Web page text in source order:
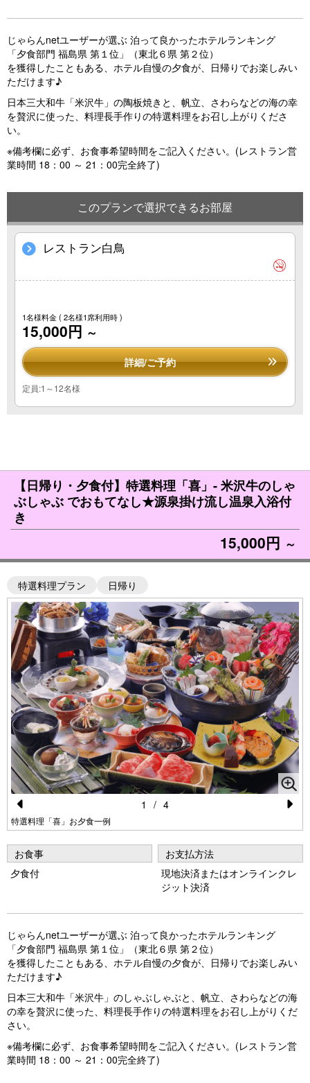
じゃらんnetユーザーが選ぶ 泊って良かったホテルランキング
「夕食部門 福島県 第１位」（東北６県 第２位）
を獲得したこともある、ホテル自慢の夕食が、日帰りでお楽しみい
ただけます♪
日本三大和牛「米沢牛」の陶板焼きと、帆立、さわらなどの海の幸
を贅沢に使った、料理長手作りの特選料理をお召し上がりくださ
い。
※備考欄に必ず、お食事希望時間をご記入ください。(レストラン営
業時間 18：00 ～ 21：00完全終了)
このプランで選択できるお部屋
レストラン白鳥
1名様料金( 2名様1席利用時 )
15,000円 ～
詳細/ご予約
定員:1～12名様
【日帰り・夕食付】特選料理「喜」- 米沢牛のしゃ
ぶしゃぶ でおもてなし★源泉掛け流し温泉入浴付
き
15,000円 ～
特選料理プラン 日帰り
Pr
e
vi
o
特選料理「喜」お夕食一例
e
xt
1 / 4
お食事
夕食付
お支払方法
現地決済またはオンラインクレ
ジット決済
じゃらんnetユーザーが選ぶ 泊って良かったホテルランキング
「夕食部門 福島県 第１位」（東北６県 第２位）
を獲得したこともある、ホテル自慢の夕食が、日帰りでお楽しみい
ただけます♪
日本三大和牛「米沢牛」のしゃぶしゃぶと、帆立、さわらなどの海
の幸を贅沢に使った、料理長手作りの特選料理をお召し上がりくだ
さい。
※備考欄に必ず、お食事希望時間をご記入ください。(レストラン営
業時間 18：00 ～ 21：00完全終了)